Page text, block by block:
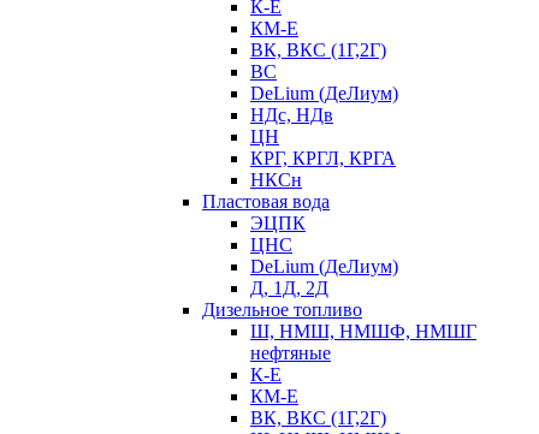
К-Е
КМ-Е
ВК, ВКС (1Г,2Г)
ВС
DeLium (ДеЛиум)
НДс, НДв
ЦН
КРГ, КРГЛ, КРГА
НКСн
Пластовая вода
ЭЦПК
ЦНС
DeLium (ДеЛиум)
Д, 1Д, 2Д
Дизельное топливо
Ш, НМШ, НМШФ, НМШГ
нефтяные
К-Е
КМ-Е
ВК, ВКС (1Г,2Г)